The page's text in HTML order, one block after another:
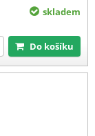
skladem
Do košíku